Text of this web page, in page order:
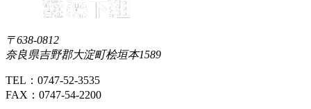
〒638-0812
奈良県吉野郡大淀町桧垣本1589
TEL：0747-52-3535
FAX：0747-54-2200